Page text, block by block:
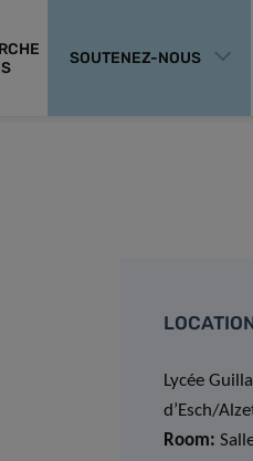
SOUTENEZ-NOUS
Lycée
d’Esch/
Room: